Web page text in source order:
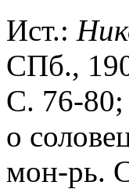
Ист.:
СПб.,
С. 76-80;
о
мон-рь.